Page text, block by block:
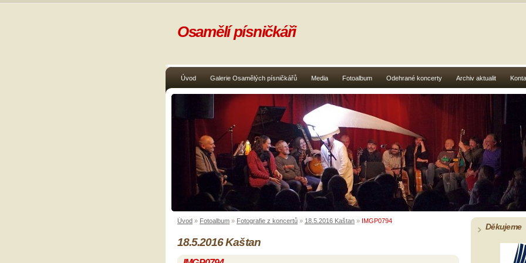
Úvod Galerie Osamělých písničkářů Media Fotoalbum Odehrané koncerty Archiv aktualit
Osamělí písničkáři
Úvod » Fotoalbum » Fotografie z koncertů » 18.5.2016 Kaštan » IMGP0794
18.5.2016 Kaštan
Děkujeme